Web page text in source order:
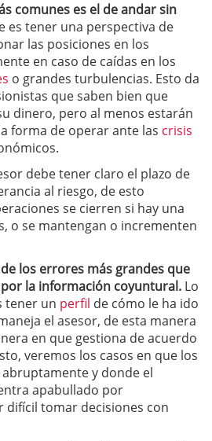
comunes es el de andar sin
es tener una perspectiva de
las posiciones en los
en caso de caídas en los
o grandes turbulencias. Esto da
que saben bien que
dinero, pero al menos estarán
forma de operar ante las crisis
debe tener claro el plazo de
al riesgo, de esto
se cierren si hay una
o se mantengan o incrementen
los errores más grandes que
la información coyuntural. Lo
tener un perfil de cómo le ha ido
el asesor, de esta manera
en que gestiona de acuerdo
veremos los casos en que los
y donde el
apabullado por
difícil tomar decisiones con